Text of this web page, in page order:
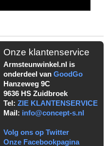
Onze klantenservice
Armsteunwinkel.nl is
onderdeel van GoodGo
Hanzeweg 9C
9636 HS Zuidbroek
Tel: ZIE KLANTENSERVICE
Mail: info@concept-s.nl
Volg ons op Twitter
Onze Facebookpagina